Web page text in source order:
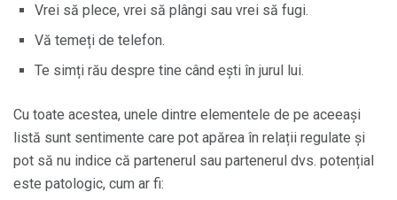
Vrei să plece, vrei să plângi sau vrei să fugi.
Vă temeți de telefon.
Te simți rău despre tine când ești în jurul lui.
Cu toate acestea, unele dintre elementele de pe aceeași
listă sunt sentimente care pot apărea în relații regulate și
pot să nu indice că partenerul sau partenerul dvs. potențial
este patologic, cum ar fi: